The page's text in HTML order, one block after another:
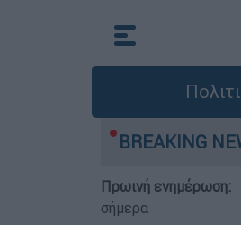
BREAKING
στο Μουζάκι Ηλείας -
Πρωινή ενημέρωση:
σήμερα